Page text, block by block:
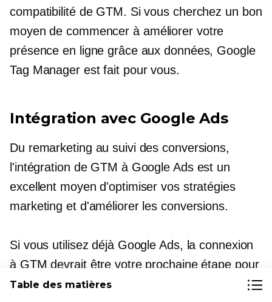
compatibilité de GTM. Si vous cherchez un bon
moyen de commencer à améliorer votre
présence en ligne grâce aux données, Google
Tag Manager est fait pour vous.
Intégration avec Google Ads
Du remarketing au suivi des conversions,
l'intégration de GTM à Google Ads est un
excellent moyen d'optimiser vos stratégies
marketing et d'améliorer les conversions.
Si vous utilisez déjà Google Ads, la connexion
à GTM devrait être votre prochaine étape pour
améliorer votre activité en ligne. Si vous
Table des matières